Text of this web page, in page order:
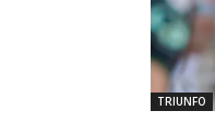
TRIUNFO